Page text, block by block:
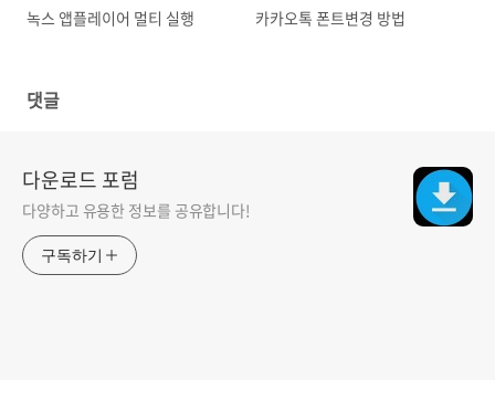
녹스 앱플레이어 멀티 실행 카카오톡 폰트변경 방법
댓글
다운로드 포럼
다양하고 유용한 정보를 공유합니다!
구독하기